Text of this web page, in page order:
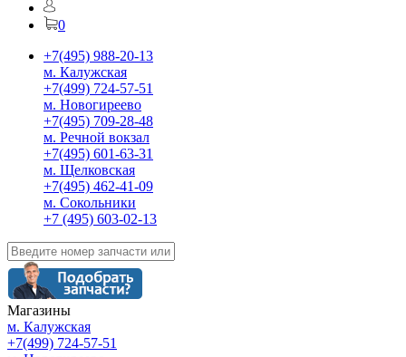
0
+7(495) 988-20-13
м. Калужская
+7(499) 724-57-51
м. Новогиреево
+7(495) 709-28-48
м. Речной вокзал
+7(495) 601-63-31
м. Щелковская
+7(495) 462-41-09
м. Сокольники
+7 (495) 603-02-13
Магазины
м. Калужская
+7(499) 724-57-51